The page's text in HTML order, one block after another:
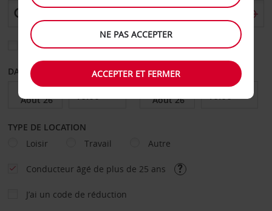
Sélectionnez une autre agence de retour
DATE DE DÉPART DATE DE RETOUR
TYPE DE LOCATION
Loisir
Travail Autre
Conducteur âgé de plus de 25 ans
J’ai un code de réduction
NE PAS ACCEPTER
ACCEPTER ET FERMER